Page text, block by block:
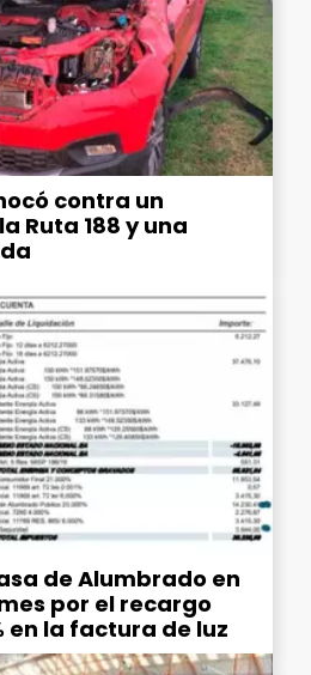
contra un
Ruta 188 y una
de Alumbrado en
por el recargo
en la factura de luz